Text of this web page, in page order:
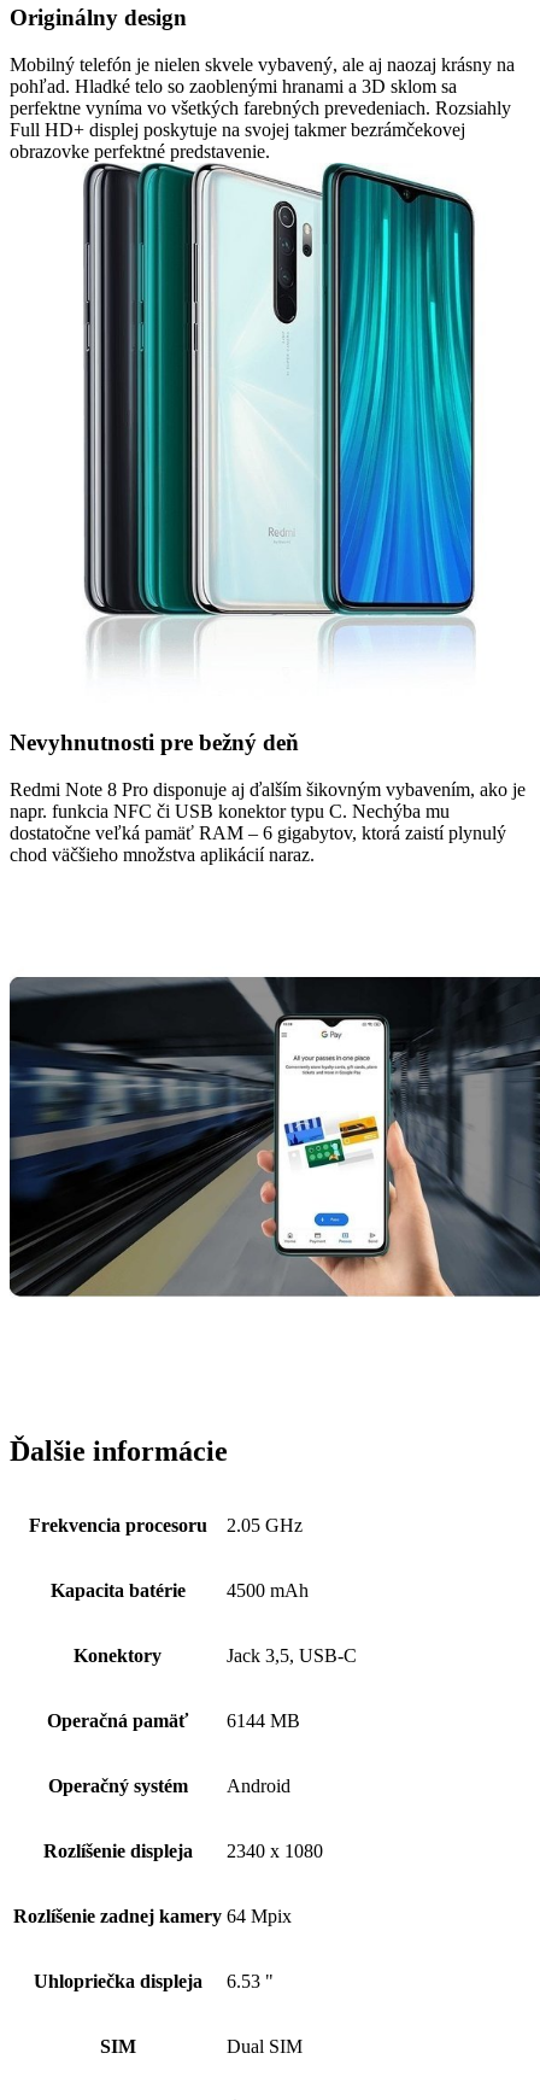
Originálny design
Mobilný telefón je nielen skvele vybavený, ale aj naozaj krásny na
pohľad. Hladké telo so zaoblenými hranami a 3D sklom sa
perfektne vyníma vo všetkých farebných prevedeniach. Rozsiahly
Full HD+ displej poskytuje na svojej takmer bezrámčekovej
obrazovke perfektné predstavenie.
Nevyhnutnosti pre bežný deň
Redmi Note 8 Pro disponuje aj ďalším šikovným vybavením, ako je
napr. funkcia NFC či USB konektor typu C. Nechýba mu
dostatočne veľká pamäť RAM – 6 gigabytov, ktorá zaistí plynulý
chod väčšieho množstva aplikácií naraz.
Ďalšie informácie
Frekvencia procesoru 2.05 GHz
Kapacita batérie 4500 mAh
Konektory Jack 3,5, USB-C
Operačná pamäť 6144 MB
Operačný systém Android
Rozlíšenie displeja 2340 x 1080
Rozlíšenie zadnej kamery 64 Mpix
Uhlopriečka displeja 6.53 "
SIM Dual SIM